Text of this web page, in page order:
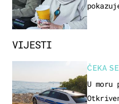
VIJESTI
ČEKA
U